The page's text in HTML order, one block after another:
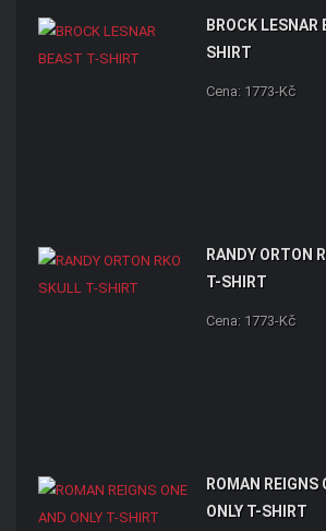
BROCK LESNAR
SHIRT
Cena: 1773-Kč
RANDY ORTON
T-SHIRT
Cena: 1773-Kč
ROMAN REIGNS
ONLY T-SHIRT